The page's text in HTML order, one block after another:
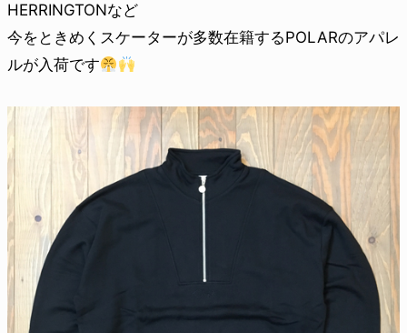
HERRINGTONなど
今をときめくスケーターが多数在籍するPOLARのアパレ
ルが入荷です